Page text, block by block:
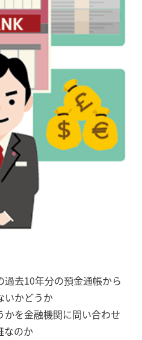
去10年分の預金通帳から
いかどうか
を金融機関に問い合わせ
なのか